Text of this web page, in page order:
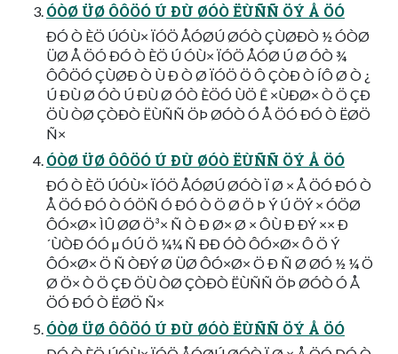
ÓÒØ ÜØ ÔÔÖÓ Ú ÐÙ ØÓÒ ËÙÑÑ ÖÝ Å ÖÓ
ÐÓ Ò ÈÖ ÚÓÙ× ÏÓÖ ÅÓØÚ ØÓÒ ÇÙØÐÒ ½ ÓÒØ
ÜØ Å ÖÓ ÐÓ Ò ÈÖ Ú ÓÙ× ÏÓÖ ÅÓØ Ú Ø ÓÒ ¾
ÔÔÖÓ ÇÙØÐ Ò Ù Ð Ò Ø ÏÓÖ Ö Ô ÇÒÐ Ò ÍÔ Ø Ò ¿
Ú ÐÙ Ø ÓÒ Ú ÐÙ Ø ÓÒ ÈÖÓ ÙÖ Ê ×ÙÐØ× Ò Ö ÇÐ
ÖÙ ÒØ ÇÒÐÒ ËÙÑÑ ÖÞ ØÓÒ Ó Å ÖÓ ÐÓ Ò ËØÖ
Ñ×
ÓÒØ ÜØ ÔÔÖÓ Ú ÐÙ ØÓÒ ËÙÑÑ ÖÝ Å ÖÓ
ÐÓ Ò ÈÖ ÚÓÙ× ÏÓÖ ÅÓØÚ ØÓÒ Ï Ø × Å ÖÓ ÐÓ Ò
Å ÖÓ ÐÓ Ò ÓÖÑ Ó ÐÓ Ò Ö Ø Ö Þ Ý Ú ÖÝ × ÓÖØ
ÔÓ×Ø× ÌÛ ØØ Ö³× Ñ Ò Ð Ø× Ø × ÔÙ Ð ÐÝ ×× Ð
´ÙÒÐ ÓÓ µ ÓÚ Ö ¼¼ Ñ ÐÐ ÓÒ ÔÓ×Ø× Ô Ö Ý
ÔÓ×Ø× Ö Ñ ÒÐÝ Ø ÜØ ÔÓ×Ø× Ö Ð Ñ Ø ØÓ ½ ¼ Ö
Ø Ö× Ò Ö ÇÐ ÖÙ ÒØ ÇÒÐÒ ËÙÑÑ ÖÞ ØÓÒ Ó Å
ÖÓ ÐÓ Ò ËØÖ Ñ×
ÓÒØ ÜØ ÔÔÖÓ Ú ÐÙ ØÓÒ ËÙÑÑ ÖÝ Å ÖÓ